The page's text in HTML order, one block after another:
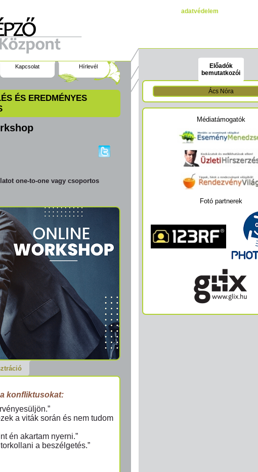
adatvédelem
Előadók
bemutatkozói
Ács Nóra
Médiatámogatók
Fotó partnerek
Kapcsolat Hírlevél
ÉS EREDMÉNYES
one-to-one vagy csoportos
konfliktusokat:
a viták során és nem tudom
én akartam nyerni.”
a beszélgetés.”